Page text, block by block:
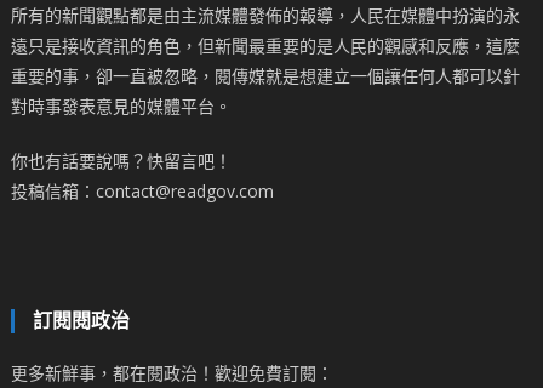
所有的新聞觀點都是由主流媒體發佈的報導，人民在媒體中扮演的永
遠只是接收資訊的角色，但新聞最重要的是人民的觀感和反應，這麼
重要的事，卻一直被忽略，閱傳媒就是想建立一個讓任何人都可以針
對時事發表意見的媒體平台。
你也有話要說嗎？快留言吧！
投稿信箱：contact@readgov.com
訂閱閱政治
更多新鮮事，都在閱政治！歡迎免費訂閱：